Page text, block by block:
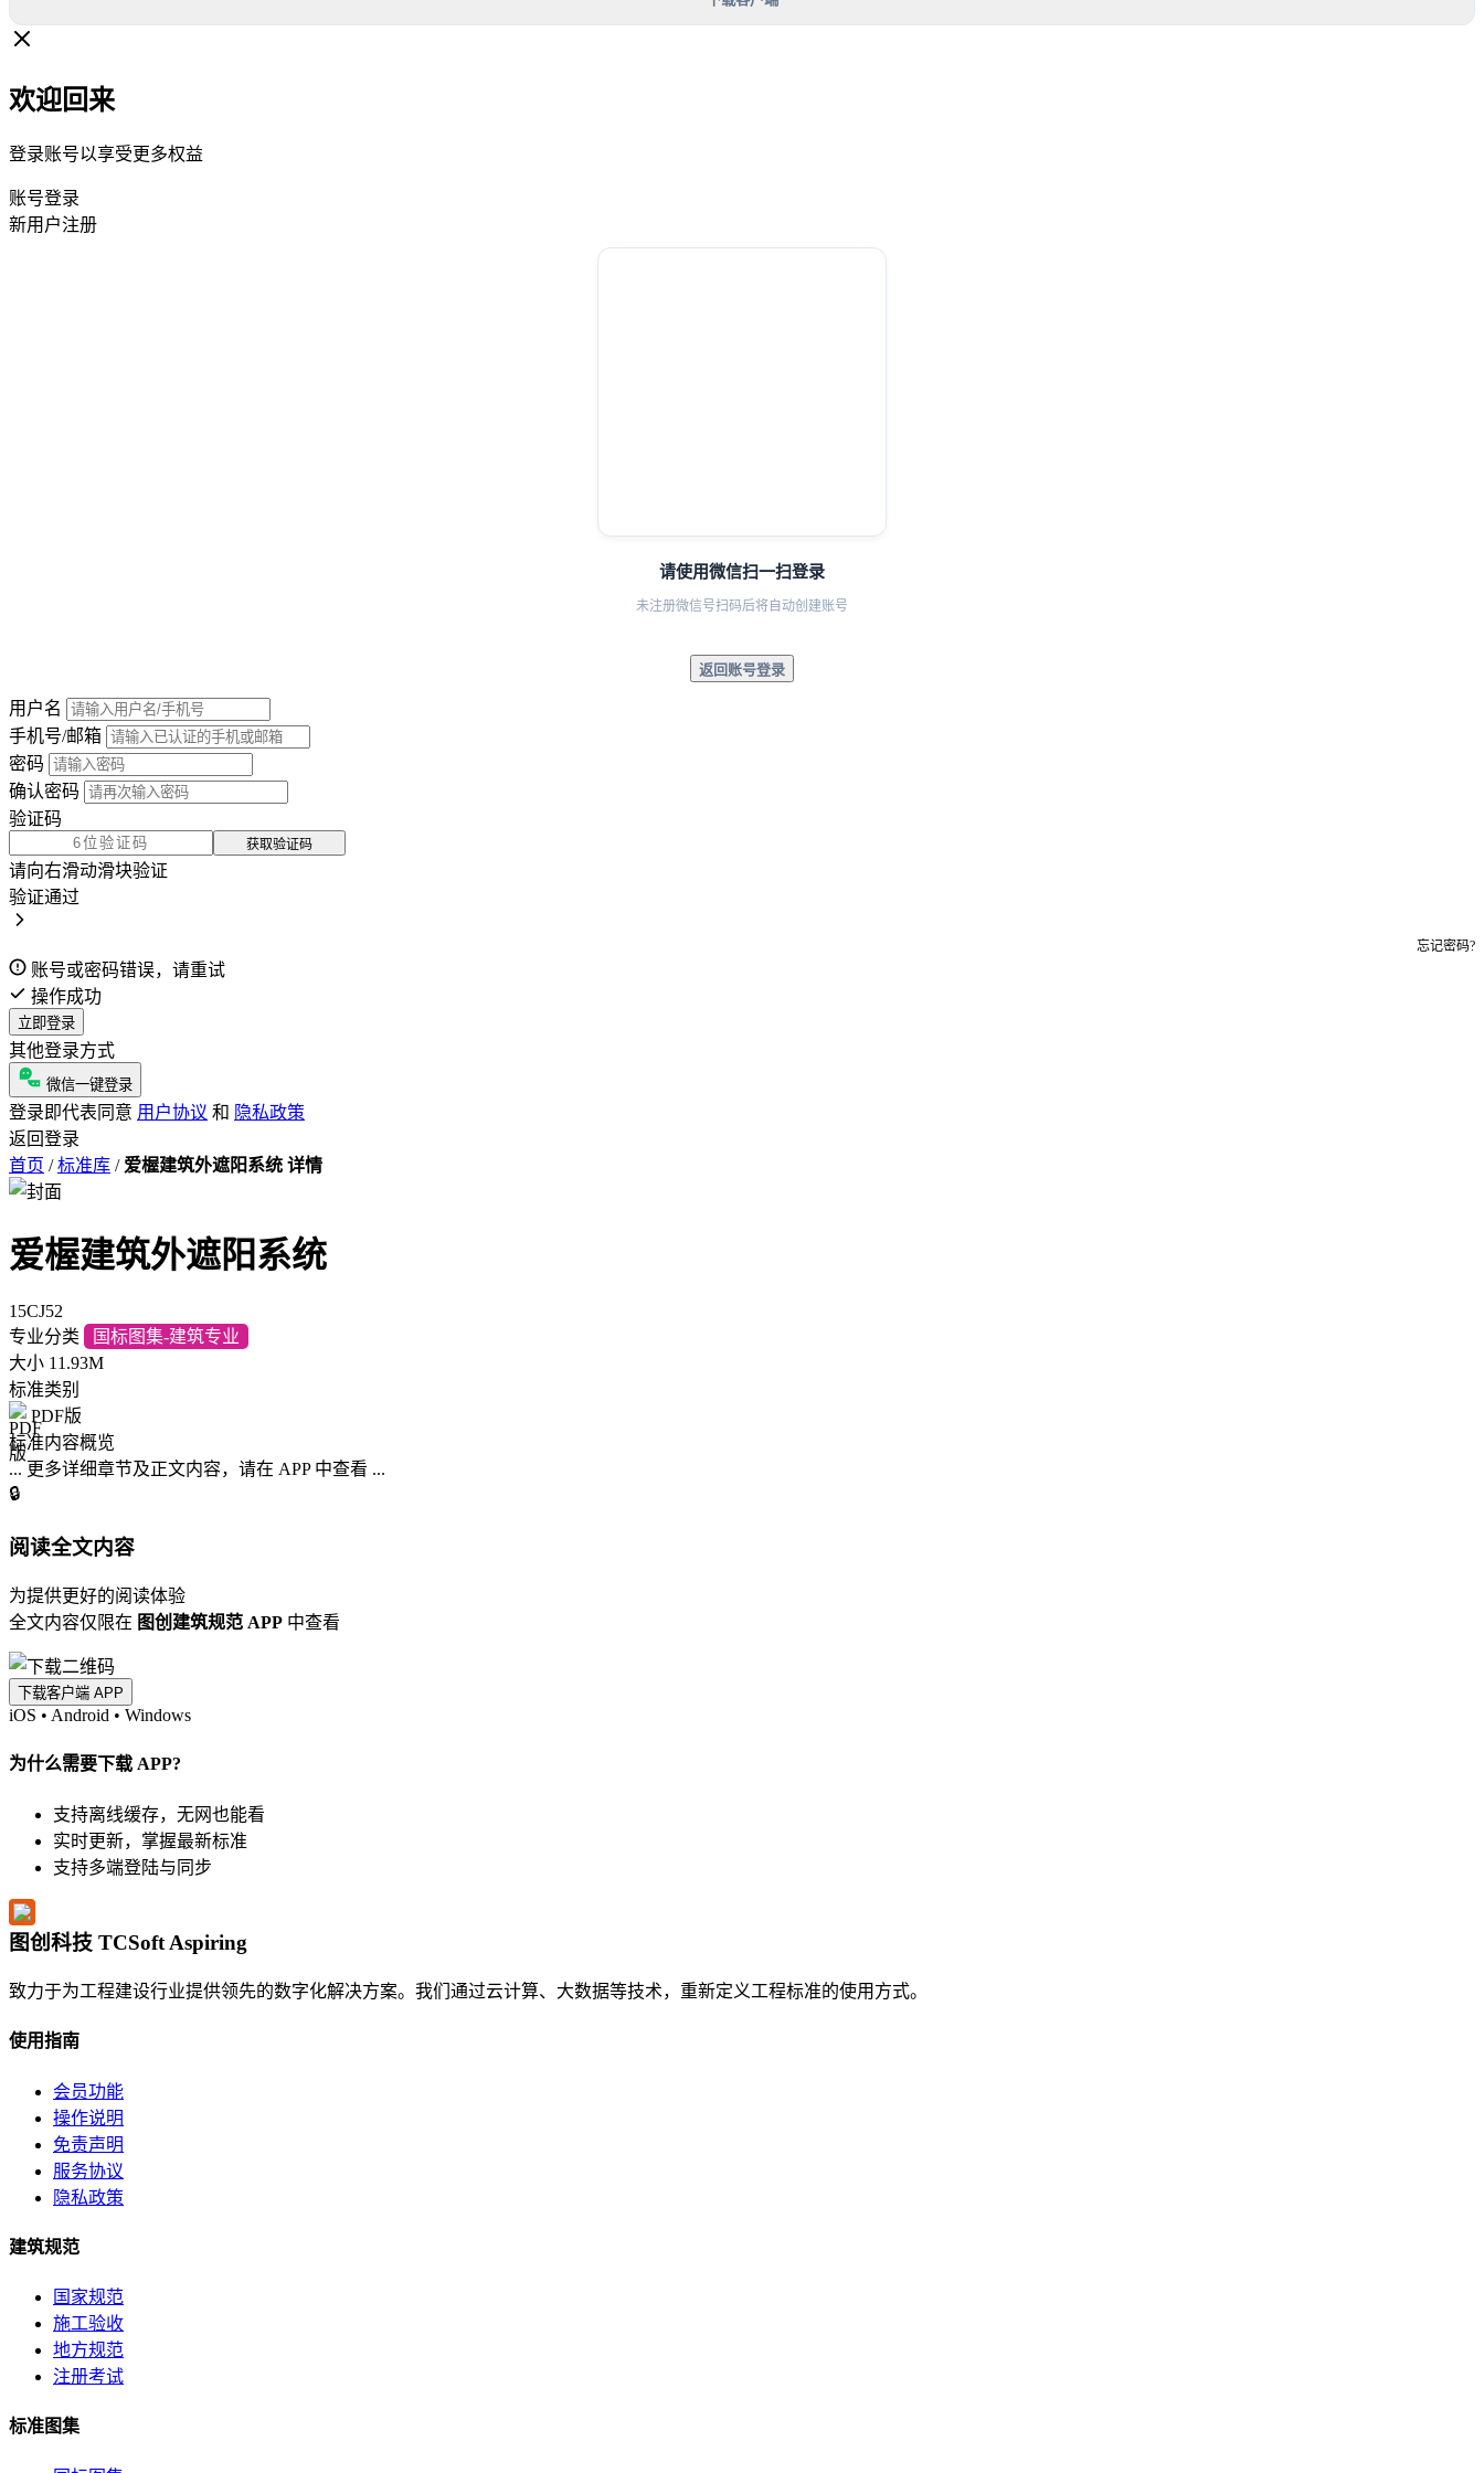
欢迎回来
登录账号以享受更多权益
账号登录
新用户注册
请使用微信扫一扫登录
未注册微信号扫码后将自动创建账号
返回账号登录
用户名
手机号/邮箱
密码
确认密码
验证码
获取验证码
请向右滑动滑块验证
验证通过
忘记密码?
账号或密码错误，请重试
操作成功
立即登录
其他登录方式
微信一键登录
登录即代表同意 用户协议 和 隐私政策
返回登录
首页 / 标准库 / 爱楃建筑外遮阳系统 详情
爱楃建筑外遮阳系统
15CJ52
专业分类
国标图集-建筑专业
大小 11.93M
标准类别
PDF版
标准内容概览
... 更多详细章节及正文内容，请在 APP 中查看 ...
🔒
阅读全文内容
为提供更好的阅读体验
全文内容仅限在 图创建筑规范 APP 中查看
下载客户端 APP
iOS • Android • Windows
为什么需要下载 APP?
支持离线缓存，无网也能看
实时更新，掌握最新标准
支持多端登陆与同步
图创科技 TCSoft Aspiring
致力于为工程建设行业提供领先的数字化解决方案。我们通过云计算、大数据等技术，重新定义工程标准的使用方式。
使用指南
会员功能
操作说明
免责声明
服务协议
隐私政策
建筑规范
国家规范
施工验收
地方规范
注册考试
标准图集